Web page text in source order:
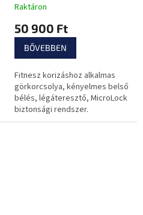
Raktáron
50 900 Ft
BŐVEBBEN
Fitnesz korizáshoz alkalmas
görkorcsolya, kényelmes belső
bélés, légáteresztő, MicroLock
biztonsági rendszer.